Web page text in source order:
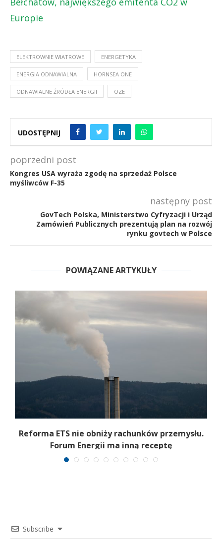
Europie
ELEKTROWNIE WIATROWE ENERGETYKA
ENERGIA ODNAWIALNA HORNSEA ONE
ODNAWIALNE ŹRÓDŁA ENERGII OZE
UDOSTĘPNIJ
poprzedni post
Kongres USA wyraża zgodę na sprzedaż Polsce
myśliwców F-35
następny post
GovTech Polska, Ministerstwo Cyfryzacji i Urząd
Zamówień Publicznych prezentują plan na rozwój
rynku govtech w Polsce
POWIĄZANE ARTYKUŁY
Reforma ETS nie obniży rachunków przemysłu.
Forum Energii ma inną receptę
Subscribe